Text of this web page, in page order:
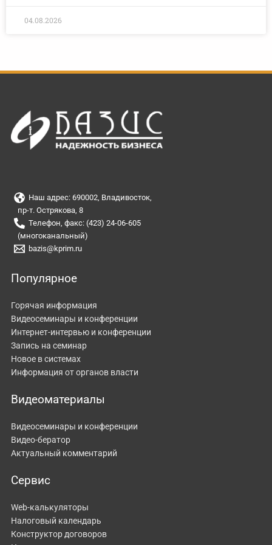
04.08.2026
Наш адрес: 690002, Владивосток,
пр-т. Острякова, 8
Телефон, факс: (423) 24-06-605
(многоканальный)
bazis@kprim.ru
Популярное
Горячая информация
Видеосеминары и конференции
Интернет-интервью и конференции
Запись на семинар
Новое в системах
Информация от органов власти
Видеоматериалы
Видеосеминары и конференции
Видео-бератор
Актуальный комментарий
Сервис
Web-калькуляторы
Налоговый календарь
Конструктор договоров